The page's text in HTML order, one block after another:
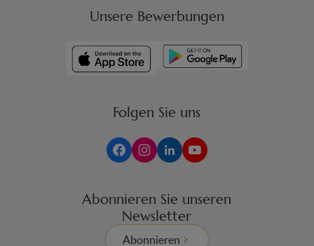
Unsere Bewerbungen
Folgen Sie uns
Abonnieren Sie unseren
Newsletter
Abonnieren